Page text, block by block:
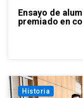
Ensayo de
premiado en
Historia